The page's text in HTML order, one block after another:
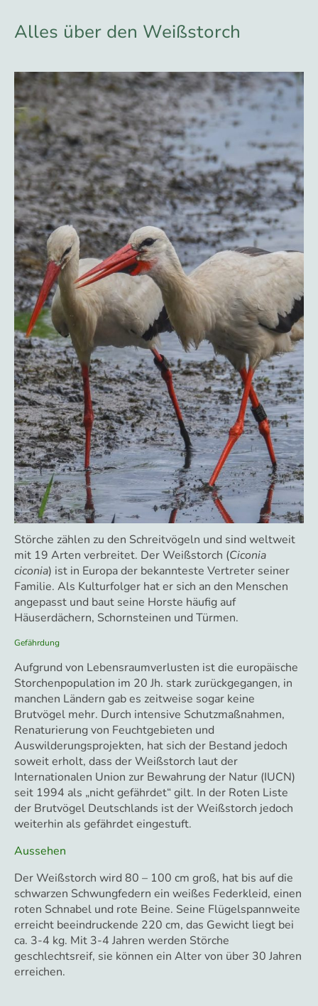
Alles über den Weißstorch
Störche zählen zu den Schreitvögeln und sind weltweit
mit 19 Arten verbreitet. Der Weißstorch (Ciconia
ciconia) ist in Europa der bekannteste Vertreter seiner
Familie. Als Kulturfolger hat er sich an den Menschen
angepasst und baut seine Horste häufig auf
Häuserdächern, Schornsteinen und Türmen.
Gefährdung
Aufgrund von Lebensraumverlusten ist die europäische
Storchenpopulation im 20 Jh. stark zurückgegangen, in
manchen Ländern gab es zeitweise sogar keine
Brutvögel mehr. Durch intensive Schutzmaßnahmen,
Renaturierung von Feuchtgebieten und
Auswilderungsprojekten, hat sich der Bestand jedoch
soweit erholt, dass der Weißstorch laut der
Internationalen Union zur Bewahrung der Natur (IUCN)
seit 1994 als „nicht gefährdet“ gilt. In der Roten Liste
der Brutvögel Deutschlands ist der Weißstorch jedoch
weiterhin als gefährdet eingestuft.
Aussehen
Der Weißstorch wird 80 – 100 cm groß, hat bis auf die
schwarzen Schwungfedern ein weißes Federkleid, einen
roten Schnabel und rote Beine. Seine Flügelspannweite
erreicht beeindruckende 220 cm, das Gewicht liegt bei
ca. 3-4 kg. Mit 3-4 Jahren werden Störche
geschlechtsreif, sie können ein Alter von über 30 Jahren
erreichen.